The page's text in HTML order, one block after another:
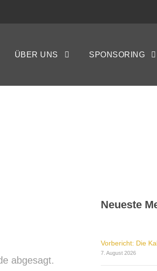
ÜBER UNS SPONSORING
abgesagt.
Neueste
Vorbericht: Die
7. August 2026